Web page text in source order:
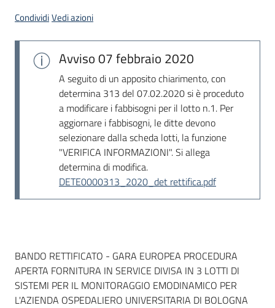
CondividiVedi azioni
Avviso07 febbraio 2020
A seguito di un apposito chiarimento, con
determina 313 del 07.02.2020 si è proceduto
a modificare i fabbisogni per il lotto n.1. Per
aggiornare i fabbisogni, le ditte devono
selezionare dalla scheda lotti, la funzione
"VERIFICA INFORMAZIONI". Si allega
determina di modifica.
DETE0000313_2020_det rettifica.pdf
Dati del bando
BANDO RETTIFICATO - GARA EUROPEA PROCEDURA
APERTA FORNITURA IN SERVICE DIVISA IN 3 LOTTI DI
SISTEMI PER IL MONITORAGGIO EMODINAMICO PER
L'AZIENDA OSPEDALIERO UNIVERSITARIA DI BOLOGNA